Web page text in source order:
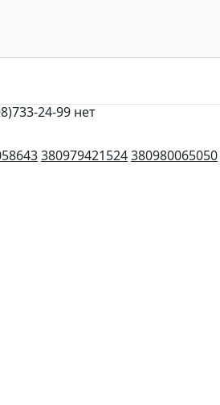
24-99 нет
380979421524380980065050